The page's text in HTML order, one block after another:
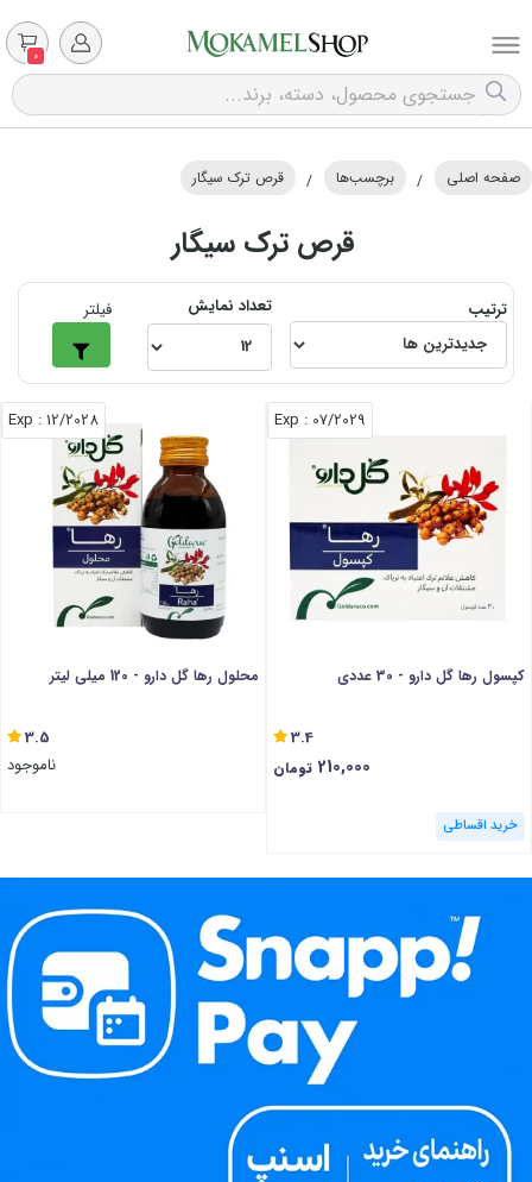
0
صفحه اصلی / برچسب‌ها / قرص ترک سیگار
قرص ترک سیگار
ترتیب تعداد نمایش فیلتر
07/2029
: Exp
کپسول رها گل دارو - 30 عددی
3.4
210,000 تومان
خرید اقساطی
12/2028
: Exp
محلول رها گل دارو - 120 میلی لیتر
3.5
ناموجود